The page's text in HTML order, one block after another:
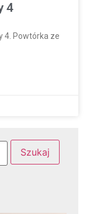
4
4. Powtórka ze